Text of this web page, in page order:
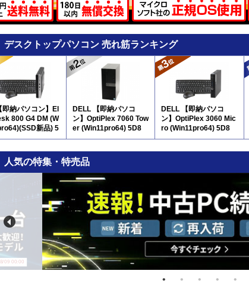
デスクトップパソコン 売れ筋ランキング
即納パソコン】El
800 G4 DM (W
新品) 5
DELL 【即納パソコ
ン】OptiPlex 7060 Tow
er (Win11pro64) 5D8
DELL 【即納パソコ
ン】OptiPlex 3060 Mic
ro (Win11pro64) 5D8
人気の特集・特売品
09 00:00